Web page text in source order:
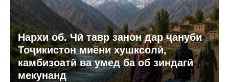
Нархи об. Чӣ тавр занон дар ҷануби
Тоҷикистон миёни хушксолӣ,
камбизоатӣ ва умед ба об зиндагӣ
мекунанд